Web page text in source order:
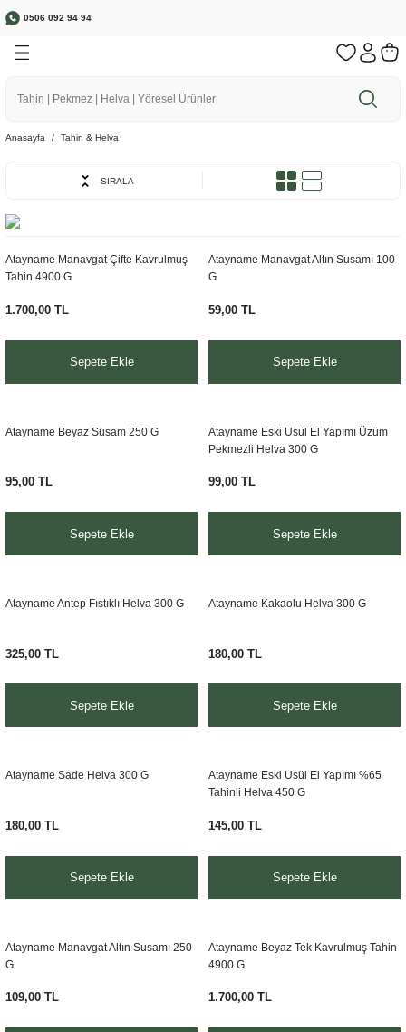
0506 092 94 94
Anasayfa Tahin & Helva
SIRALA
Atayname Manavgat Çifte Kavrulmuş
Tahin 4900 G
1.700,00 TL
Sepete Ekle
Atayname Manavgat Altın Susamı 100
G
59,00 TL
Sepete Ekle
Atayname Beyaz Susam 250 G
95,00 TL
Sepete Ekle
Atayname Eski Usül El Yapımı Üzüm
Pekmezli Helva 300 G
99,00 TL
Sepete Ekle
Atayname Antep Fıstıklı Helva 300 G
325,00 TL
Sepete Ekle
Atayname Kakaolu Helva 300 G
180,00 TL
Sepete Ekle
Atayname Sade Helva 300 G
180,00 TL
Sepete Ekle
Atayname Eski Usül El Yapımı %65
Tahinli Helva 450 G
145,00 TL
Sepete Ekle
Atayname Manavgat Altın Susamı 250
G
109,00 TL
Atayname Beyaz Tek Kavrulmuş Tahin
4900 G
1.700,00 TL